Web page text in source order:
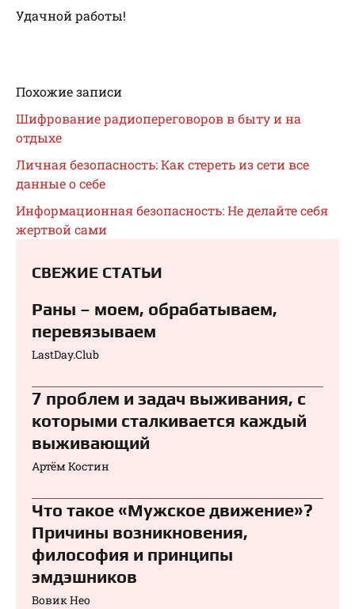
Удачной работы!
Похожие записи
Шифрование радиопереговоров в быту и на
отдыхе
Личная безопасность: Как стереть из сети все
данные о себе
Информационная безопасность: Не делайте себя
жертвой сами
СВЕЖИЕ СТАТЬИ
Раны – моем, обрабатываем,
перевязываем⁠⁠
LastDay.Club
7 проблем и задач выживания, с
которыми сталкивается каждый
выживающий
Артём Костин
Что такое «Мужское движение»?
Причины возникновения,
философия и принципы
эмдэшников
Вовик Нео